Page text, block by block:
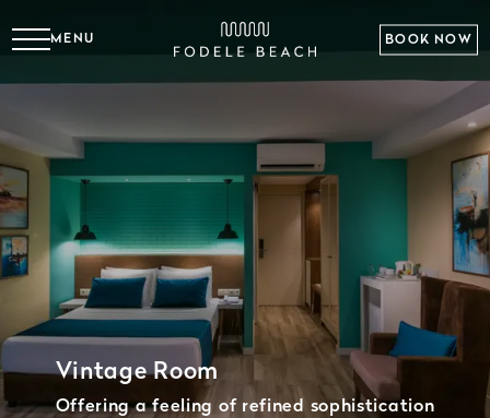
BOOK NOW
MENU
Vintage Room
Offering a feeling of refined sophistication